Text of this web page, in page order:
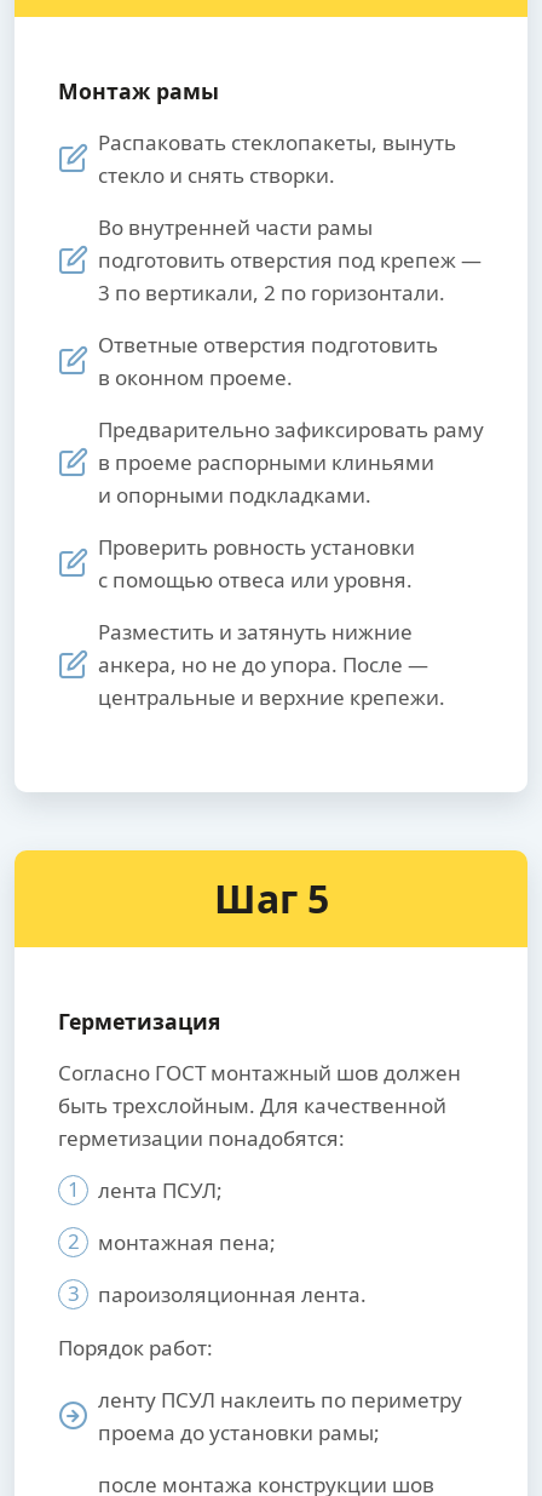
Монтаж рамы
Распаковать стеклопакеты, вынуть
стекло и снять створки.
Во внутренней части рамы
подготовить отверстия под крепеж —
3 по вертикали, 2 по горизонтали.
Ответные отверстия подготовить
в оконном проеме.
Предварительно зафиксировать раму
в проеме распорными клиньями
и опорными подкладками.
Проверить ровность установки
с помощью отвеса или уровня.
Разместить и затянуть нижние
анкера, но не до упора. После —
центральные и верхние крепежи.
Шаг 5
Герметизация
Согласно ГОСТ монтажный шов должен
быть трехслойным. Для качественной
герметизации понадобятся:
1
лента ПСУЛ;
2
монтажная пена;
3
пароизоляционная лента.
Порядок работ:
ленту ПСУЛ наклеить по периметру
проема до установки рамы;
после монтажа конструкции шов